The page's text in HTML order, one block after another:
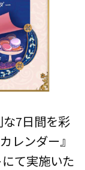
7日間を彩
レンダー』
て実施いた